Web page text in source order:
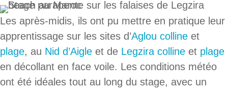
Les après-midis, ils ont pu mettre en pratique leur
apprentissage sur les sites d’Aglou colline et
plage, au Nid d’Aigle et de Legzira colline et plage
en décollant en face voile. Les conditions météo
ont été idéales tout au long du stage, avec un